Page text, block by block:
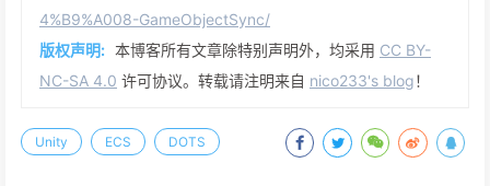
4%B9%A008-GameObjectSync/
版权声明: 本博客所有文章除特别声明外，均采用 CC BY-
NC-SA 4.0 许可协议。转载请注明来自 nico233's blog！
Unity ECS DOTS